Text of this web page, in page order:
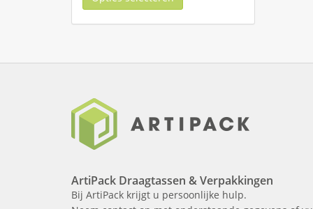
ArtiPack Draagtassen & Verpakkingen
Bij ArtiPack krijgt u persoonlijke hulp.